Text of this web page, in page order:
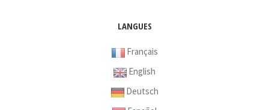
LANGUES
Français
English
Deutsch